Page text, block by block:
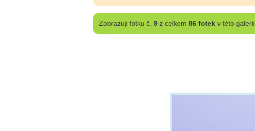
Zobrazujifotku č. 9z celkem 86 fotekv této galerii.